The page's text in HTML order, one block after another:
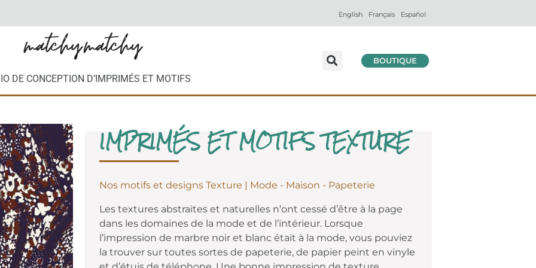
English Français Español
DE CONCEPTION D’IMPRIMÉS ET MOTIFS
BOUTIQUE
IMPRIMÉS ET MOTIFS TEXTURE
Nos motifs et designs Texture | Mode - Maison - Papeterie
Les textures abstraites et naturelles n’ont cessé d’être à la page
dans les domaines de la mode et de l’intérieur. Lorsque
l’impression de marbre noir et blanc était à la mode, vous pouviez
la trouver sur toutes sortes de papeterie, de papier peint en vinyle